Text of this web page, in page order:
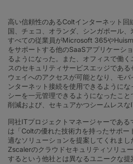
高い信頼性のあるColtインターネット回
国、チェコ、オランダ、シンガポール
すべての従業員がMicrosoft 365や
をサポートする他のSaaSアプリケーシ
るようになった。また、オフィスで働
スのセキュリティサービスエッジであ
ウェイへのアクセスが可能となり、モ
ンターネット接続を使用できるように
シーを一元管理できるようになったこ
削減および、セキュアかつシームレスな
同社ITプロジェクトマネージャーである
は「Coltの優れた技術力を持ったサポー
適なソリューションを提案してくれまし
Zscalerのクラウドセキュリティソリュ
するという他社とは異なるユニークな提